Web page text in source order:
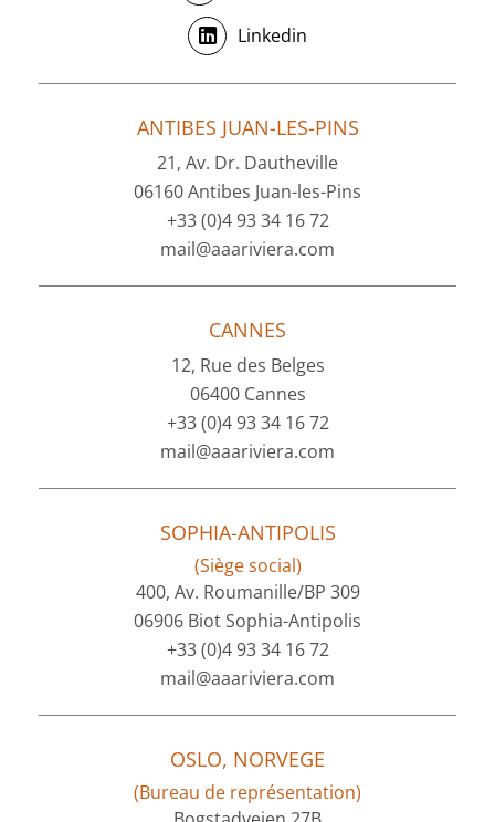
Linkedin
ANTIBES JUAN-LES-PINS
21, Av. Dr. Dautheville
06160 Antibes Juan-les-Pins
+33 (0)4 93 34 16 72
mail@aaariviera.com
CANNES
12, Rue des Belges
06400 Cannes
+33 (0)4 93 34 16 72
mail@aaariviera.com
SOPHIA-ANTIPOLIS
(Siège social)
400, Av. Roumanille/BP 309
06906 Biot Sophia-Antipolis
+33 (0)4 93 34 16 72
mail@aaariviera.com
OSLO, NORVEGE
(Bureau de représentation)